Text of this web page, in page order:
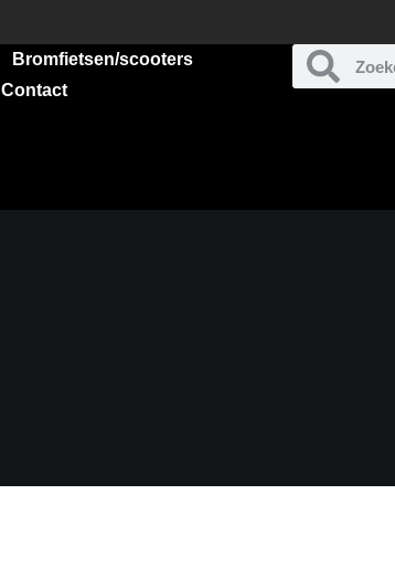
Bromfietsen/scooters
Contact